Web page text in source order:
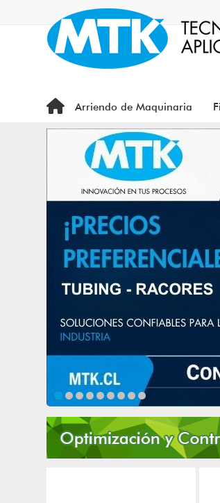
Arriendo de Maquinaria